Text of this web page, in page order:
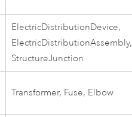
ElectricDistributionDevice,
ElectricDistributionAssembly,
StructureJunction
Transformer, Fuse, Elbow